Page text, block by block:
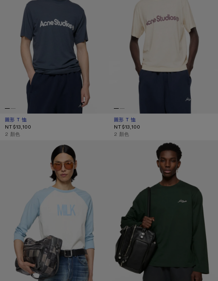
圖形 T 恤
目前顏色： 海軍藍
價格：NT$13,100。
NT$13,100
,2 顏色
圖形 T 恤
目前顏色： 蠟粉色
價格：NT$13,100。
NT$13,100
,2 顏色